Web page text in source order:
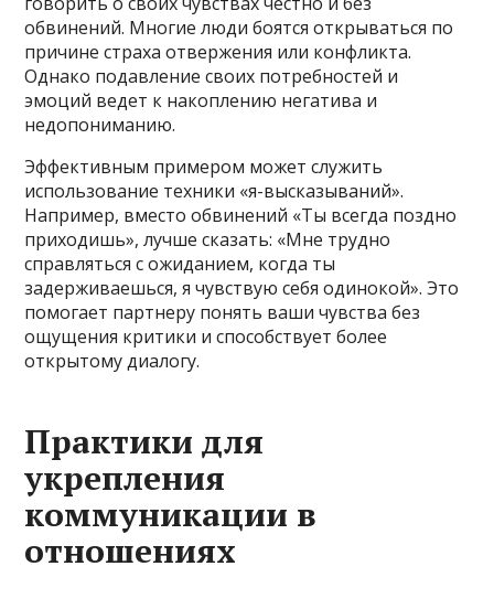
обвинений. Многие люди боятся открываться по
причине страха отвержения или конфликта.
Однако подавление своих потребностей и
эмоций ведет к накоплению негатива и
недопониманию.
Эффективным примером может служить
использование техники «я-высказываний».
Например, вместо обвинений «Ты всегда поздно
приходишь», лучше сказать: «Мне трудно
справляться с ожиданием, когда ты
задерживаешься, я чувствую себя одинокой». Это
помогает партнеру понять ваши чувства без
ощущения критики и способствует более
открытому диалогу.
Практики для
укрепления
коммуникации в
отношениях